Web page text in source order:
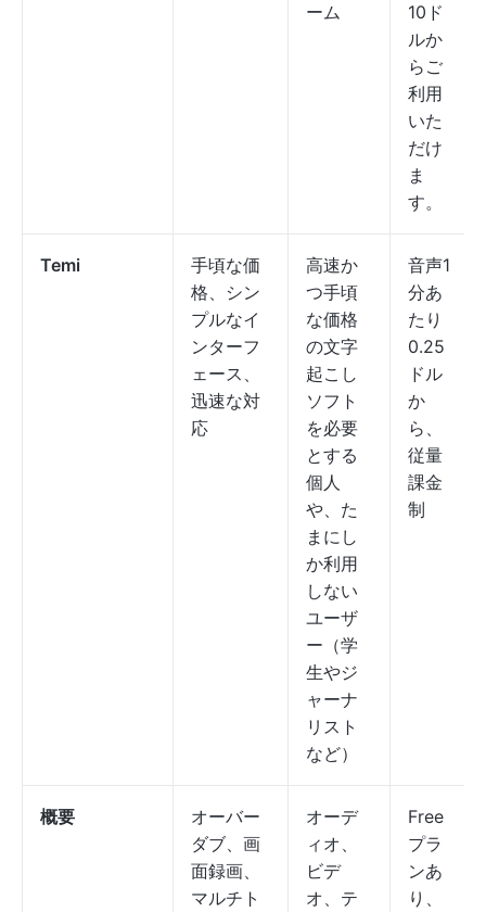
ーム
10ド
ルか
らご
利用
いた
だけ
ま
す。
Temi
手頃な価
格、シン
プルなイ
ンターフ
ェース、
迅速な対
応
高速か
つ手頃
な価格
の文字
起こし
ソフト
を必要
とする
個人
や、た
まにし
か利用
しない
ユーザ
ー（学
生やジ
ャーナ
リスト
など）
音声1
分あ
たり
0.25
ドル
か
ら、
従量
課金
制
概要
オーバー
ダブ、画
面録画、
マルチト
オーデ
ィオ、
ビデ
オ、テ
Free
プラ
ンあ
り、